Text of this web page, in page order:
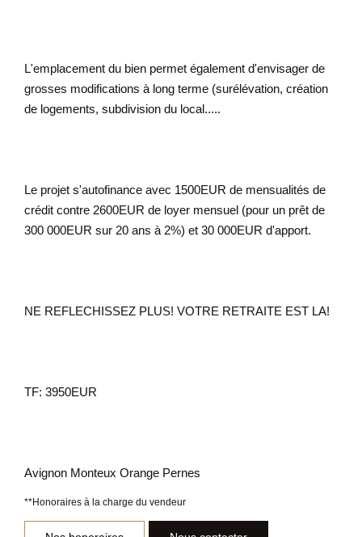
L'emplacement du bien permet également d'envisager de
grosses modifications à long terme (surélévation, création
de logements, subdivision du local.....
Le projet s'autofinance avec 1500EUR de mensualités de
crédit contre 2600EUR de loyer mensuel (pour un prêt de
300 000EUR sur 20 ans à 2%) et 30 000EUR d'apport.
NE REFLECHISSEZ PLUS! VOTRE RETRAITE EST LA!
TF: 3950EUR
Avignon Monteux Orange Pernes
**Honoraires à la charge du vendeur